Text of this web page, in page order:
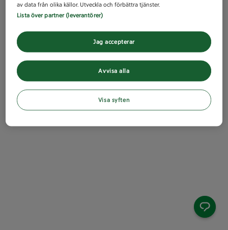
av data från olika källor. Utveckla och förbättra tjänster.
Lista över partner (leverantörer)
Avvisa alla
Jag accepterar
Visa syften